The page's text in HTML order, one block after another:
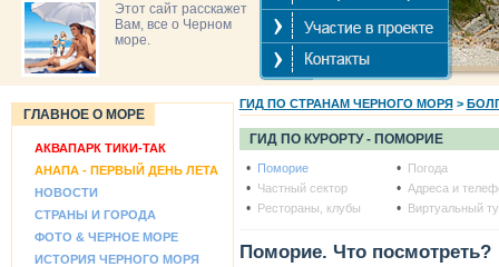
Этот сайт расскажет
Вам, все о Черном
море.
ГЛАВНОЕ О МОРЕ
АКВАПАРК ТИКИ-ТАК
АНАПА - ПЕРВЫЙ ДЕНЬ ЛЕТА
НОВОСТИ
СТРАНЫ И ГОРОДА
ФОТО & ЧЕРНОЕ МОРЕ
ИСТОРИЯ ЧЕРНОГО МОРЯ
ГИД ПО СТРАНАМ ЧЕРНОГО МОРЯ>
ГИД ПО КУРОРТУ - ПОМОРИЕ
• Поморие • Погода
• Частный сектор • Адреса и
• Рестораны, клубы • Виртуальный
Поморие. Что посмотреть?